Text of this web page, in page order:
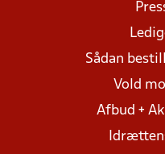
Sådan
Vold
Afbud +